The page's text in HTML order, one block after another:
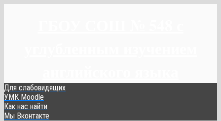
Для слабовидящих
УМК Moodle
Как нас найти
Мы Вконтакте